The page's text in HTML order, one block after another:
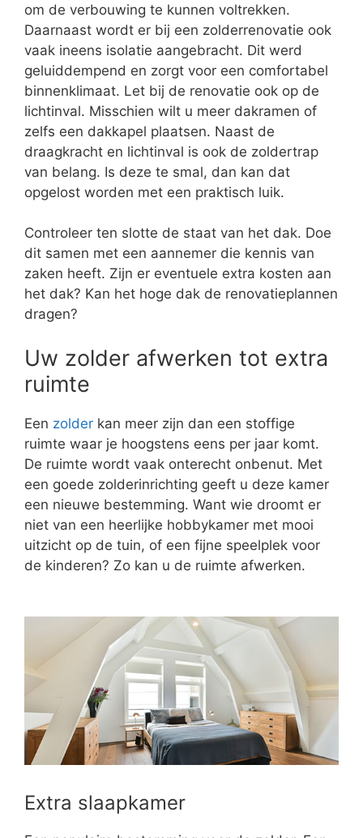
om de verbouwing te kunnen voltrekken.
Daarnaast wordt er bij een zolderrenovatie ook
vaak ineens isolatie aangebracht. Dit werd
geluiddempend en zorgt voor een comfortabel
binnenklimaat. Let bij de renovatie ook op de
lichtinval. Misschien wilt u meer dakramen of
zelfs een dakkapel plaatsen. Naast de
draagkracht en lichtinval is ook de zoldertrap
van belang. Is deze te smal, dan kan dat
opgelost worden met een praktisch luik.
Controleer ten slotte de staat van het dak. Doe
dit samen met een aannemer die kennis van
zaken heeft. Zijn er eventuele extra kosten aan
het dak? Kan het hoge dak de renovatieplannen
dragen?
Uw zolder afwerken tot extra
ruimte
Een zolder kan meer zijn dan een stoffige
ruimte waar je hoogstens eens per jaar komt.
De ruimte wordt vaak onterecht onbenut. Met
een goede zolderinrichting geeft u deze kamer
een nieuwe bestemming. Want wie droomt er
niet van een heerlijke hobbykamer met mooi
uitzicht op de tuin, of een fijne speelplek voor
de kinderen? Zo kan u de ruimte afwerken.
Extra slaapkamer